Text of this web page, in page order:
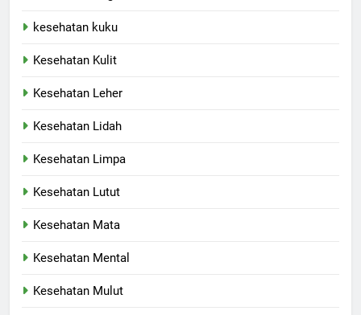
kesehatan kuku
Kesehatan Kulit
Kesehatan Leher
Kesehatan Lidah
Kesehatan Limpa
Kesehatan Lutut
Kesehatan Mata
Kesehatan Mental
Kesehatan Mulut